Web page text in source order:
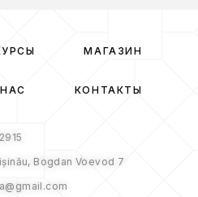
МАГАЗИН
КОНТАКТЫ
Bogdan Voevod 7